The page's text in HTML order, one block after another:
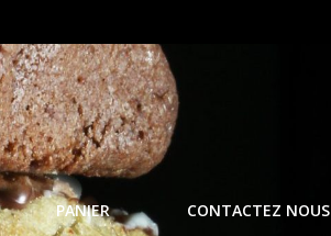
PANIER CONTACTEZ NOUS